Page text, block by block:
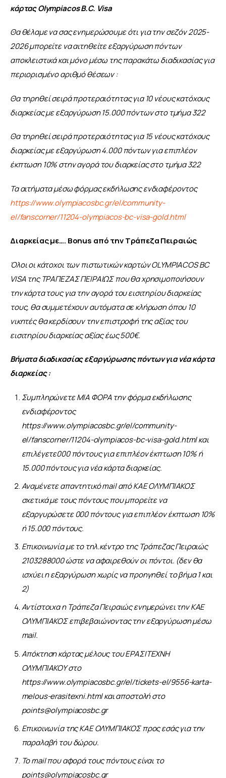
κάρτας Olympiacos B.C. Visa
Θα θέλαμε να σας ενημερώσουμε ότι για την σεζόν 2025-
2026 μπορείτε να αιτηθείτε εξαργύρωση πόντων
αποκλειστικά και μόνο μέσω της παρακάτω διαδικασίας για
περιορισμένο αριθμό θέσεων :
Θα τηρηθεί σειρά προτεραιότητας για 10 νέους κατόχους
διαρκείας με εξαργύρωση 15.000 πόντων στο τμήμα 322
Θα τηρηθεί σειρά προτεραιότητας για 15 νέους κατόχους
διαρκείας με εξαργύρωση 4.000 πόντων για επιπλέον
έκπτωση 10% στην αγορά του διαρκείας στο τμήμα 322
Τα αιτήματα μέσω φόρμας εκδήλωσης ενδιαφέροντος
https://www.olympiacosbc.gr/el/community-
el/fanscorner/11204-olympiacos-bc-visa-gold.html
Διαρκείας με…. Bonus από την Τράπεζα Πειραιώς
Όλοι οι κάτοχοι των πιστωτικών καρτών OLYMPIACOS BC
VISA της ΤΡΑΠΕΖΑΣ ΠΕΙΡΑΙΩΣ που θα χρησιμοποιήσουν
την κάρτα τους για την αγορά του εισιτηρίου διαρκείας
τους, θα συμμετέχουν αυτόματα σε κλήρωση όπου 10
νικητές θα κερδίσουν την επιστροφή της αξίας του
εισιτηρίου διαρκείας αξίας έως 500€.
Βήματα διαδικασίας εξαργύρωσης πόντων για νέα κάρτα
διαρκείας :
Συμπληρώνετε ΜΙΑ ΦΟΡΑ την φόρμα εκδήλωσης
ενδιαφέροντος
https://www.olympiacosbc.gr/el/community-
el/fanscorner/11204-olympiacos-bc-visa-gold.htmlκαι
επιλέγετε000 πόντους για επιπλέον έκπτωση 10% ή
15.000 πόντους για νέα κάρτα διαρκείας.
Αναμένετε απαντητικό mail από ΚΑΕ ΟΛΥΜΠΙΑΚΟΣ
σχετικά με τους πόντους που μπορείτε να
εξαργυρώσετε 000 πόντους για επιπλέον έκπτωση 10%
ή 15.000 πόντους.
Επικοινωνία με το τηλ.κέντρο της Τράπεζας Πειραιώς
2103288000 ώστε να αφαιρεθούν οι πόντοι. (δεν θα
ισχύει η εξαργύρωση χωρίς να προηγηθεί το βήμα 1 και
2)
Αντίστοιχα η Τράπεζα Πειραιώς ενημερώνει την ΚΑΕ
ΟΛΥΜΠΙΑΚΟΣ επιβεβαιώνοντας την εξαργύρωση μέσω
mail.
Απόκτηση κάρτας μέλους του ΕΡΑΣΙΤΕΧΝΗ
ΟΛΥΜΠΙΑΚΟΥ στο
https://www.olympiacosbc.gr/el/tickets-el/9556-karta-
melous-erasitexni.htmlκαι αποστολή στο
points@olympiacosbc.gr
Επικοινωνία της ΚΑΕ ΟΛΥΜΠΙΑΚΟΣ προς εσάς για την
παραλαβή του δώρου.
Το mail που αφορά τους πόντους είναι το
points@olympiacosbc.gr